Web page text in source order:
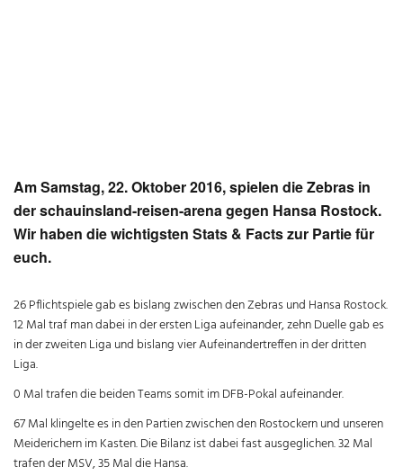
Am Samstag, 22. Oktober 2016, spielen die Zebras in
der schauinsland-reisen-arena gegen Hansa Rostock.
Wir haben die wichtigsten Stats & Facts zur Partie für
euch.
26 Pflichtspiele gab es bislang zwischen den Zebras und Hansa Rostock.
12 Mal traf man dabei in der ersten Liga aufeinander, zehn Duelle gab es
in der zweiten Liga und bislang vier Aufeinandertreffen in der dritten
Liga.
0 Mal trafen die beiden Teams somit im DFB-Pokal aufeinander.
67 Mal klingelte es in den Partien zwischen den Rostockern und unseren
Meiderichern im Kasten. Die Bilanz ist dabei fast ausgeglichen. 32 Mal
trafen der MSV, 35 Mal die Hansa.